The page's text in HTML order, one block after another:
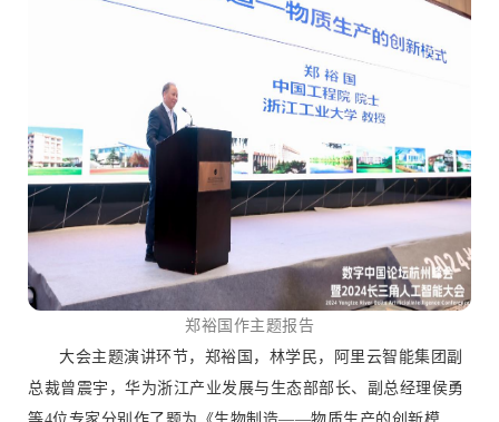
郑裕国作主题报告
大会主题演讲环节，郑裕国，林学民，阿里云智能集团副
总裁曾震宇，华为浙江产业发展与生态部部长、副总经理侯勇